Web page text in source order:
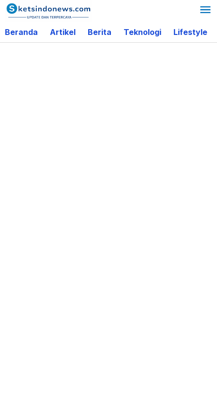
Lewati
ke
konten
Beranda Artikel Berita Teknologi Lifestyle